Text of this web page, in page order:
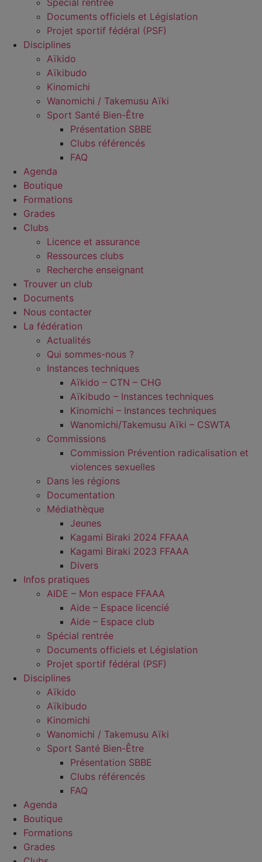
Spécial rentrée
Documents officiels et Législation
Projet sportif fédéral (PSF)
Disciplines
Aïkido
Aïkibudo
Kinomichi
Wanomichi / Takemusu Aïki
Sport Santé Bien-Être
Présentation SBBE
Clubs référencés
FAQ
Agenda
Boutique
Formations
Grades
Clubs
Licence et assurance
Ressources clubs
Recherche enseignant
Trouver un club
Documents
Nous contacter
La fédération
Actualités
Qui sommes-nous ?
Instances techniques
Aïkido – CTN – CHG
Aïkibudo – Instances techniques
Kinomichi – Instances techniques
Wanomichi/Takemusu Aïki – CSWTA
Commissions
Commission Prévention radicalisation et
violences sexuelles
Dans les régions
Documentation
Médiathèque
Jeunes
Kagami Biraki 2024 FFAAA
Kagami Biraki 2023 FFAAA
Divers
Infos pratiques
AIDE – Mon espace FFAAA
Aide – Espace licencié
Aide – Espace club
Spécial rentrée
Documents officiels et Législation
Projet sportif fédéral (PSF)
Disciplines
Aïkido
Aïkibudo
Kinomichi
Wanomichi / Takemusu Aïki
Sport Santé Bien-Être
Présentation SBBE
Clubs référencés
FAQ
Agenda
Boutique
Formations
Grades